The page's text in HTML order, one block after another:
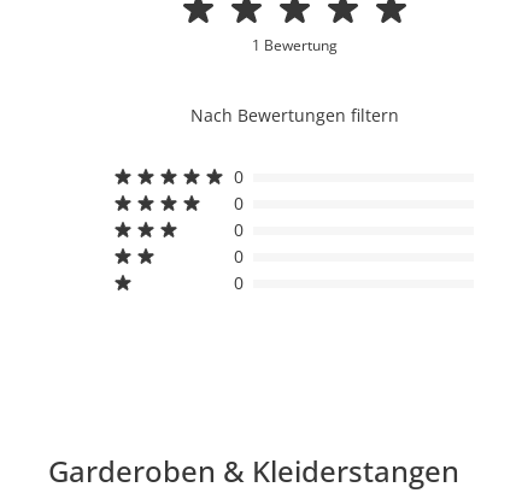
1 Bewertung
Nach Bewertungen filtern
0
0
0
0
0
Garderoben & Kleiderstangen